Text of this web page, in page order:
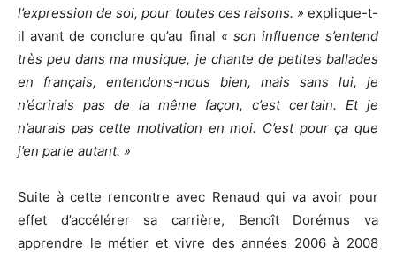
l’expression de soi, pour toutes ces raisons. » explique-t-
il avant de conclure qu’au final « son influence s’entend
très peu dans ma musique, je chante de petites ballades
en français, entendons-nous bien, mais sans lui, je
n’écrirais pas de la même façon, c’est certain. Et je
n’aurais pas cette motivation en moi. C’est pour ça que
j’en parle autant. »
Suite à cette rencontre avec Renaud qui va avoir pour
effet d’accélérer sa carrière, Benoît Dorémus va
apprendre le métier et vivre des années 2006 à 2008